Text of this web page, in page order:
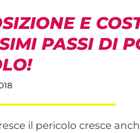
E
PASSI DI
il pericolo cresce